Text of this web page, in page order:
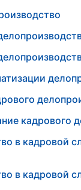
кадрового
в кадровой
в кадровой